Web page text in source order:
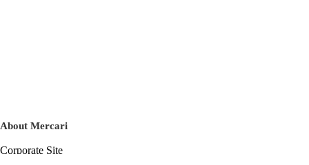
About Mercari
Corporate Site